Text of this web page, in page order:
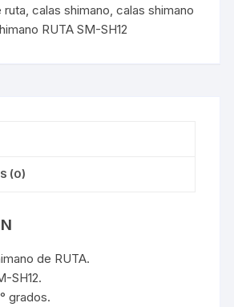
ruta,calas shimano,calas shimano
RUTA SM-SH12
(0)
de RUTA.
SH12.
grados.